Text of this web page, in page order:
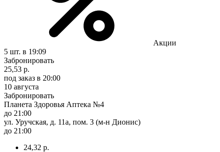
Акции
5 шт. в 19:09
Забронировать
25,53 р.
под заказ в 20:00
10 августа
Забронировать
Планета Здоровья Аптека №4
до 21:00
ул. Уручская, д. 11а, пом. 3 (м-н Дионис)
до 21:00
24,32 р.